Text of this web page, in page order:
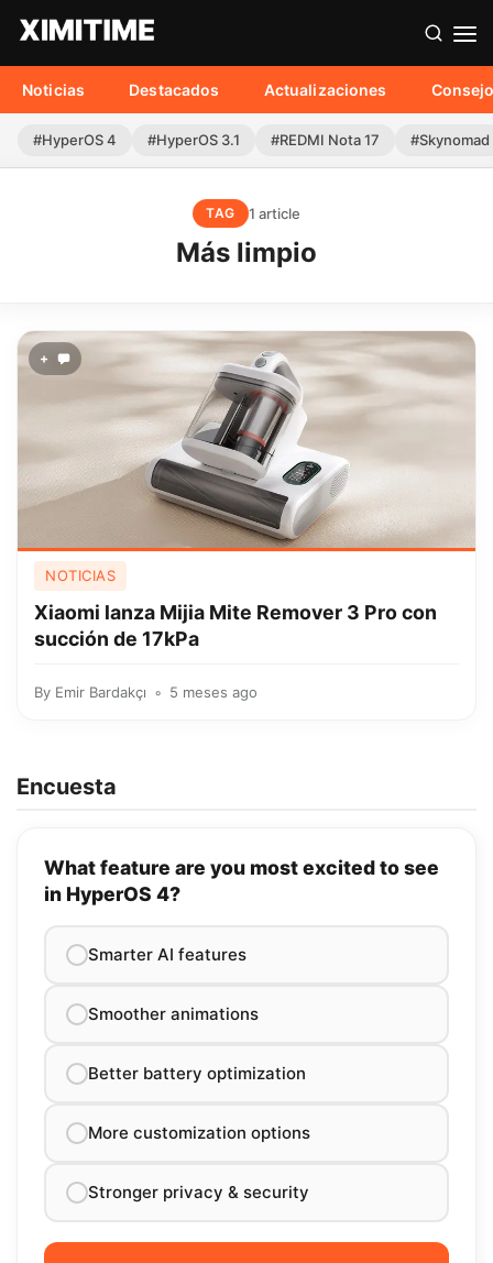
Noticias Destacados Actualizaciones
#HyperOS 4 #HyperOS 3.1 #REDMI Nota 17 #Skynomad
TAG 1 article
Más limpio
+
NOTICIAS
Xiaomi lanza Mijia Mite Remover 3 Pro con
succión de 17kPa
By Emir Bardakçı 5 meses ago
Encuesta
What feature are you most excited to see
in HyperOS 4?
Smarter AI features
Smoother animations
Better battery optimization
More customization options
Stronger privacy & security